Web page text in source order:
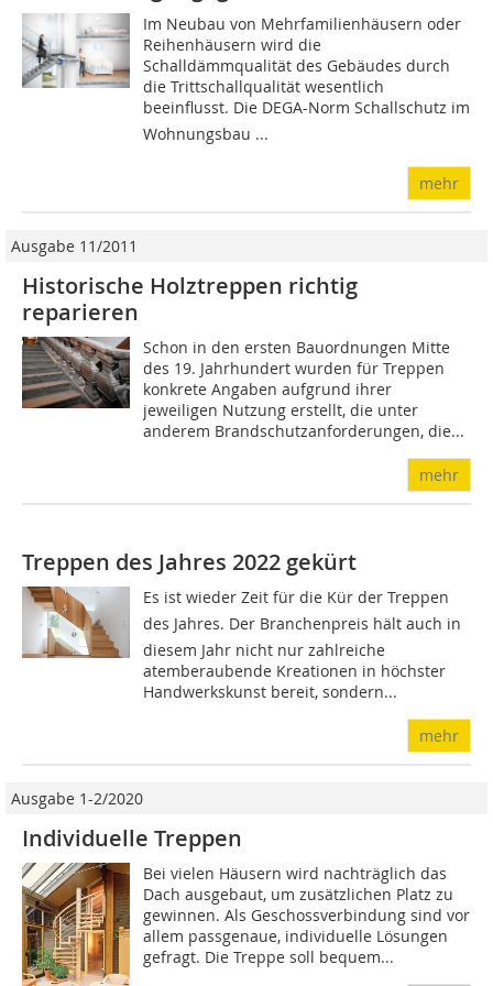
Im Neubau von Mehrfamilienhäusern oder
Reihenhäusern wird die
Schalldämmqualität des Gebäudes durch
die Trittschallqualität wesentlich
beeinflusst. Die DEGA-Norm Schallschutz im
Wohnungsbau ...
mehr
Ausgabe 11/2011
Historische Holztreppen richtig
reparieren
Schon in den ersten Bauordnungen Mitte
des 19. Jahrhundert wurden für Treppen
konkrete Angaben aufgrund ihrer
jeweiligen Nutzung erstellt, die unter
anderem Brandschutzanforderungen, die...
mehr
Treppen des Jahres 2022 gekürt
Es ist wieder Zeit für die Kür der Treppen
des Jahres. Der Branchenpreis hält auch in
diesem Jahr nicht nur zahlreiche
atemberaubende Kreationen in höchster
Handwerkskunst bereit, sondern...
mehr
Ausgabe 1-2/2020
Individuelle Treppen
Bei vielen Häusern wird nachträglich das
Dach ausgebaut, um zusätzlichen Platz zu
gewinnen. Als Geschossverbindung sind vor
allem passgenaue, individuelle Lösungen
gefragt. Die Treppe soll bequem...